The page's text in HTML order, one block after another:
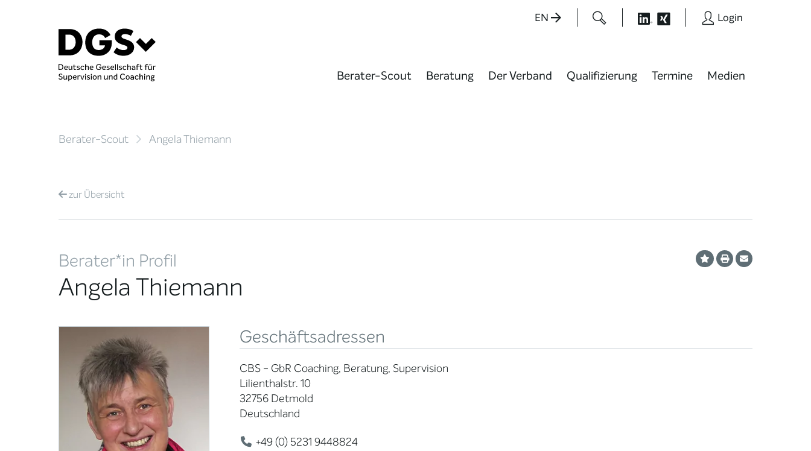
EN Login
Berater-Scout Beratung Der Verband Qualifizierung Termine Medien
Berater-Scout Angela Thiemann
zurÜbersicht
Berater*in Profil
Angela Thiemann
Geschäftsadressen
CBS - GbR Coaching, Beratung, Supervision
Lilienthalstr. 10
32756 Detmold
Deutschland
+49 (0) 5231 9448824